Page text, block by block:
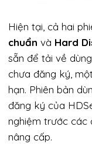
Hiện tại, cả hai
chuẩn và Hard
sẵn để tải về
chưa đăng ký,
hạn. Phiên bản
đăng ký của
nghiệm trước các
nâng cấp.